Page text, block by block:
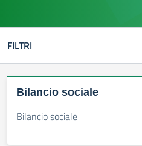
FILTRI
Bilancio sociale
Bilancio sociale